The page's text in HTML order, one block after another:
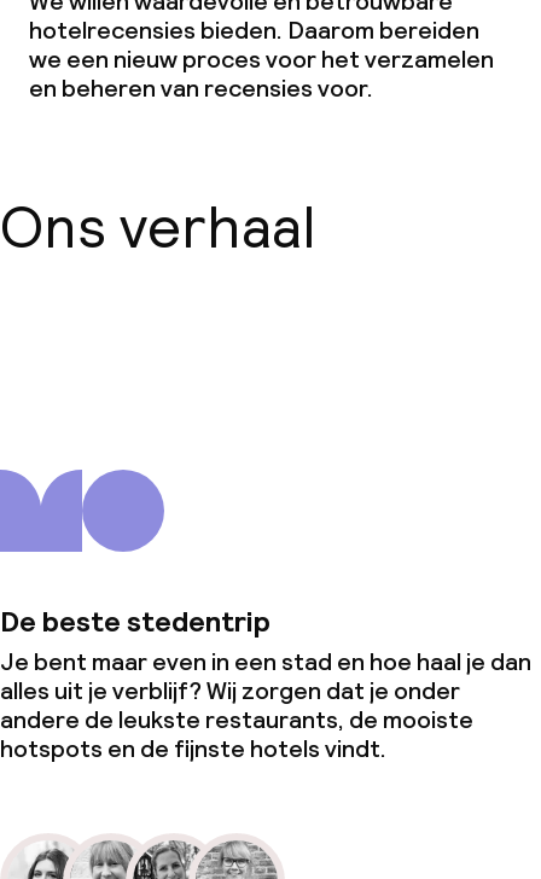
hotelrecensies bieden. Daarom bereiden
we een nieuw proces voor het verzamelen
en beheren van recensies voor.
Ons verhaal
De beste stedentrip
Je bent maar even in een stad en hoe haal je dan
alles uit je verblijf? Wij zorgen dat je onder
andere de leukste restaurants, de mooiste
hotspots en de fijnste hotels vindt.